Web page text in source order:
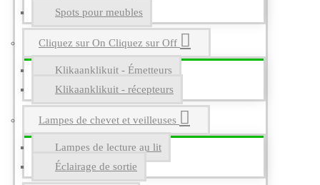
Spots pour meubles
Cliquez sur On Cliquez sur Off
Klikaanklikuit - Émetteurs
Klikaanklikuit - récepteurs
Lampes de chevet et veilleuses
Lampes de lecture au lit
Éclairage de sortie